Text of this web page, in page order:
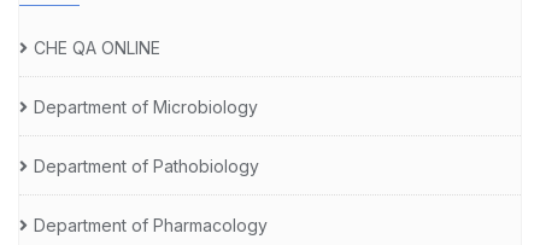
CHE QA ONLINE
Department of Microbiology
Department of Pathobiology
Department of Pharmacology